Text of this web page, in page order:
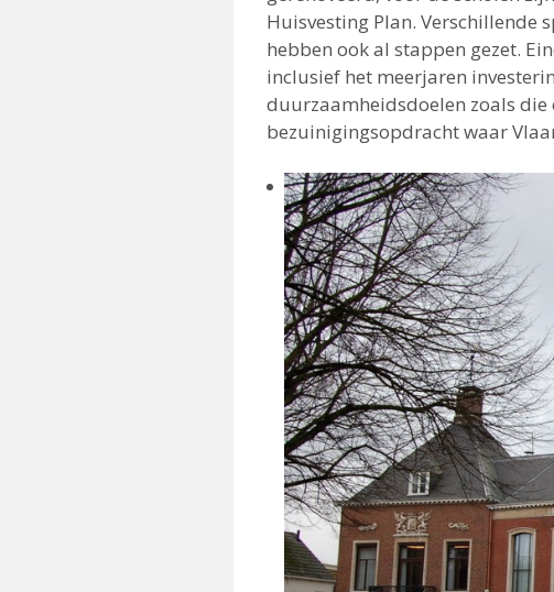
Huisvesting Plan. Verschillende
hebben ook al stappen gezet.
inclusief het meerjaren
duurzaamheidsdoelen zoals die
bezuinigingsopdracht waar